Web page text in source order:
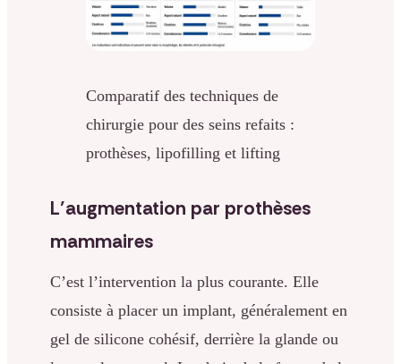
Comparatif des techniques de
chirurgie pour des seins refaits :
prothèses, lipofilling et lifting
L’augmentation par prothèses
mammaires
C’est l’intervention la plus courante. Elle
consiste à placer un implant, généralement en
gel de silicone cohésif, derrière la glande ou